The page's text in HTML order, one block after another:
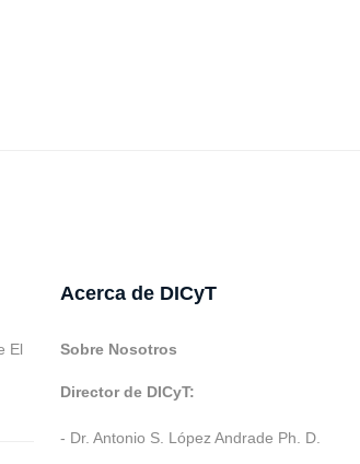
El
Acerca de DICyT
Sobre Nosotros
Director de DICyT:
- Dr. Antonio S. López Andrade Ph. D.